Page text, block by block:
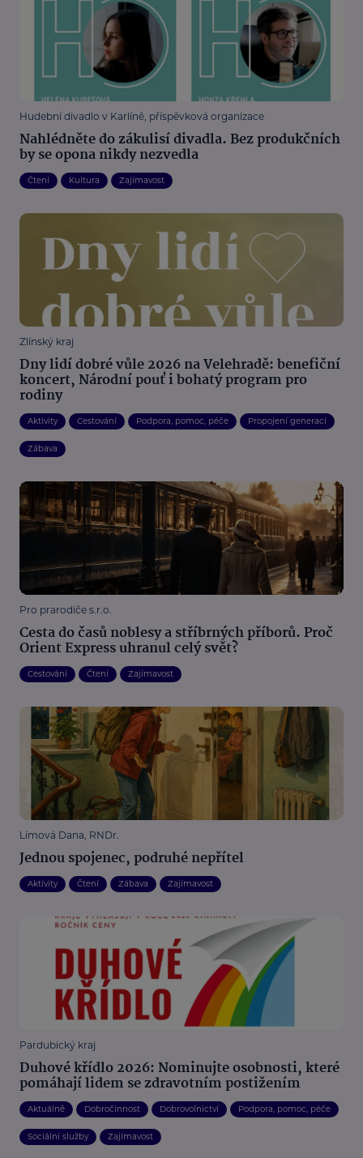
Hudební divadlo v Karlíně, příspěvková organizace
Nahlédněte do zákulisí divadla. Bez produkčních
by se opona nikdy nezvedla
Čtení Kultura Zajímavost
Zlínský kraj
Dny lidí dobré vůle 2026 na Velehradě: benefiční
koncert, Národní pouť i bohatý program pro
rodiny
Aktivity Cestování Podpora, pomoc, péče Propojení generací
Zábava
Pro prarodiče s.r.o.
Cesta do časů noblesy a stříbrných příborů. Proč
Orient Express uhranul celý svět?
Cestování Čtení Zajímavost
Límová Dana, RNDr.
Jednou spojenec, podruhé nepřítel
Aktivity Čtení Zábava Zajímavost
Pardubický kraj
Duhové křídlo 2026: Nominujte osobnosti, které
pomáhají lidem se zdravotním postižením
Aktuálně Dobročinnost Dobrovolnictví Podpora, pomoc, péče
Sociální služby Zajímavost